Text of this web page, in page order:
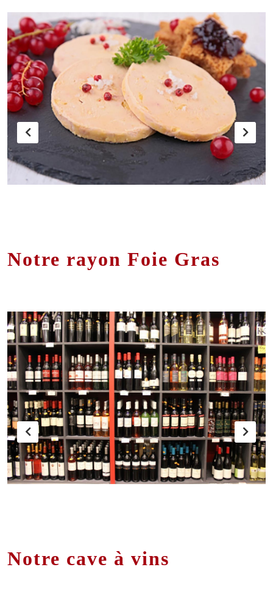
Notre rayon Foie Gras
Notre cave à vins